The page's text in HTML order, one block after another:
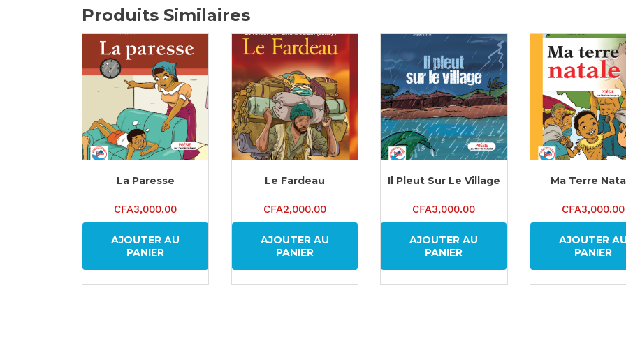
Produits Similaires
La Paresse
CFA3,000.00
AJOUTER AU
PANIER
Le Fardeau
CFA2,000.00
AJOUTER AU
PANIER
Il Pleut Sur Le Village
CFA3,000.00
AJOUTER AU
PANIER
Ma Terre
CFA3,000.00
AJOUTER
PANIER